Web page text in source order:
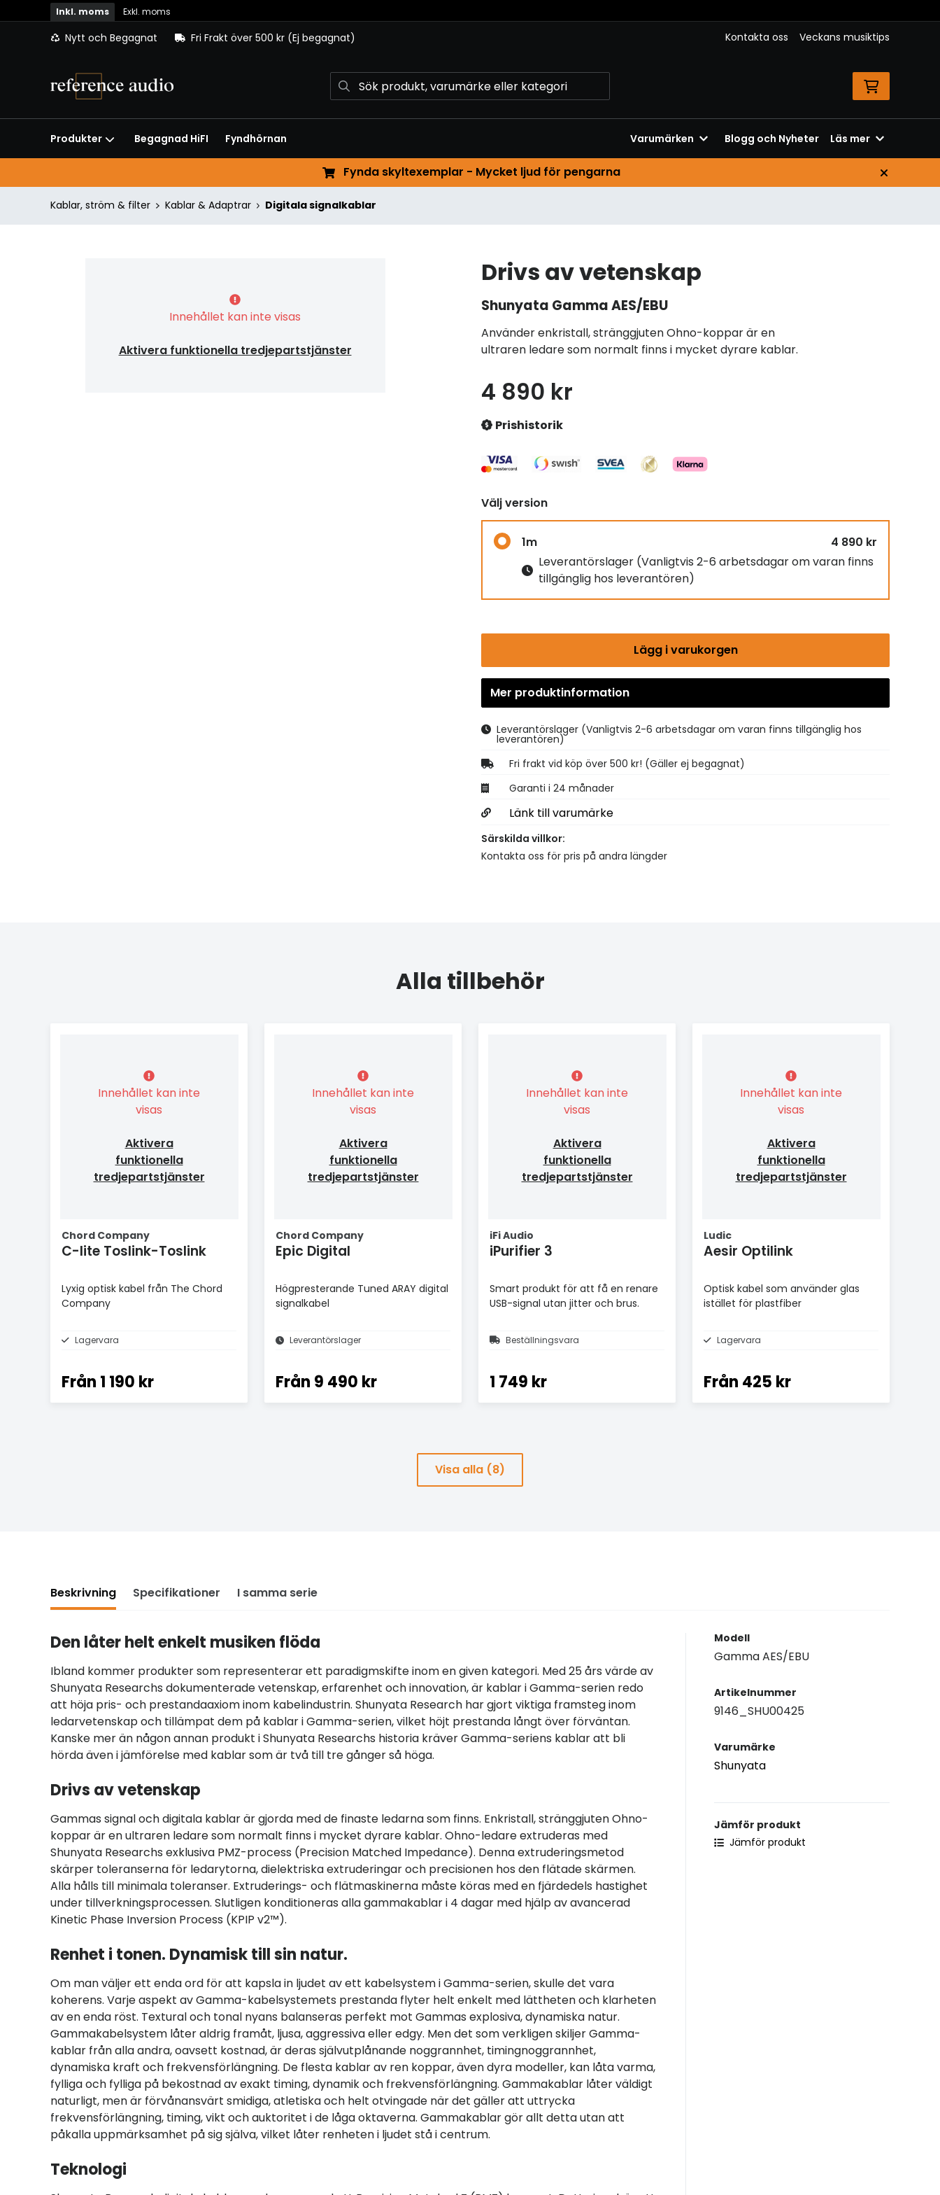
Inkl. moms Exkl. moms
Nytt och Begagnat Fri Frakt över 500 kr (Ej begagnat) Kontakta oss Veckans musiktips
Produkter Begagnad HiFI Fyndhörnan Varumärken Blogg och Nyheter Läs mer
Fynda skyltexemplar - Mycket ljud för pengarna
Kablar, ström & filter Kablar & Adaptrar Digitala signalkablar
Innehållet kan inte visas
Aktivera funktionella tredjepartstjänster
Drivs av vetenskap
Shunyata Gamma AES/EBU
Använder enkristall, stränggjuten Ohno-koppar är en
ultraren ledare som normalt finns i mycket dyrare kablar.
4 890 kr
Prishistorik
Välj version
1m
4 890 kr
Leverantörslager (Vanligtvis 2-6 arbetsdagar om varan finns
tillgänglig hos leverantören)
Lägg i varukorgen
Mer produktinformation
Leverantörslager (Vanligtvis 2-6 arbetsdagar om varan finns tillgänglig hos
leverantören)
Fri frakt vid köp över 500 kr! (Gäller ej begagnat)
Garanti i 24 månader
Länk till varumärke
Särskilda villkor:
Kontakta oss för pris på andra längder
Alla tillbehör
Innehållet kan inte
visas
Aktivera
funktionella
tredjepartstjänster
Chord Company
C-lite Toslink-Toslink
Lyxig optisk kabel från The Chord
Company
Lagervara
Från 1 190 kr
Innehållet kan inte
visas
Aktivera
funktionella
tredjepartstjänster
Chord Company
Epic Digital
Högpresterande Tuned ARAY digital
signalkabel
Leverantörslager
Från 9 490 kr
Innehållet kan inte
visas
Aktivera
funktionella
tredjepartstjänster
iFi Audio
iPurifier 3
Smart produkt för att få en renare
USB-signal utan jitter och brus.
Beställningsvara
1 749 kr
Innehållet kan inte
visas
Aktivera
funktionella
tredjepartstjänster
Ludic
Aesir Optilink
Optisk kabel som använder glas
istället för plastfiber
Lagervara
Från 425 kr
Visa alla (8)
Beskrivning Specifikationer I samma serie
Den låter helt enkelt musiken flöda
Ibland kommer produkter som representerar ett paradigmskifte inom en given kategori. Med 25 års värde av
Shunyata Researchs dokumenterade vetenskap, erfarenhet och innovation, är kablar i Gamma-serien redo
att höja pris- och prestandaaxiom inom kabelindustrin. Shunyata Research har gjort viktiga framsteg inom
ledarvetenskap och tillämpat dem på kablar i Gamma-serien, vilket höjt prestanda långt över förväntan.
Kanske mer än någon annan produkt i Shunyata Researchs historia kräver Gamma-seriens kablar att bli
hörda även i jämförelse med kablar som är två till tre gånger så höga.
Drivs av vetenskap
Gammas signal och digitala kablar är gjorda med de finaste ledarna som finns. Enkristall, stränggjuten Ohno-
koppar är en ultraren ledare som normalt finns i mycket dyrare kablar. Ohno-ledare extruderas med
Shunyata Researchs exklusiva PMZ-process (Precision Matched Impedance). Denna extruderingsmetod
skärper toleranserna för ledarytorna, dielektriska extruderingar och precisionen hos den flätade skärmen.
Alla hålls till minimala toleranser. Extruderings- och flätmaskinerna måste köras med en fjärdedels hastighet
under tillverkningsprocessen. Slutligen konditioneras alla gammakablar i 4 dagar med hjälp av avancerad
Kinetic Phase Inversion Process (KPIP v2™).
Renhet i tonen. Dynamisk till sin natur.
Om man väljer ett enda ord för att kapsla in ljudet av ett kabelsystem i Gamma-serien, skulle det vara
koherens. Varje aspekt av Gamma-kabelsystemets prestanda flyter helt enkelt med lättheten och klarheten
av en enda röst. Textural och tonal nyans balanseras perfekt mot Gammas explosiva, dynamiska natur.
Gammakabelsystem låter aldrig framåt, ljusa, aggressiva eller edgy. Men det som verkligen skiljer Gamma-
kablar från alla andra, oavsett kostnad, är deras självutplånande noggrannhet, timingnoggrannhet,
dynamiska kraft och frekvensförlängning. De flesta kablar av ren koppar, även dyra modeller, kan låta varma,
fylliga och fylliga på bekostnad av exakt timing, dynamik och frekvensförlängning. Gammakablar låter väldigt
naturligt, men är förvånansvärt smidiga, atletiska och helt otvingade när det gäller att uttrycka
frekvensförlängning, timing, vikt och auktoritet i de låga oktaverna. Gammakablar gör allt detta utan att
påkalla uppmärksamhet på sig själva, vilket låter renheten i ljudet stå i centrum.
Teknologi
Modell
Gamma AES/EBU
Artikelnummer
9146_SHU00425
Varumärke
Shunyata
Jämför produkt
Jämför produkt